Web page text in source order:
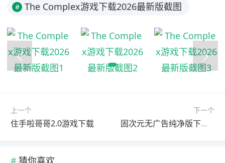
# The Complex游戏下载2026最新版截图
上一个
住手啦哥哥2.0游戏下载
下一个
固次元无广告纯净版下载官方免费
猜你喜欢